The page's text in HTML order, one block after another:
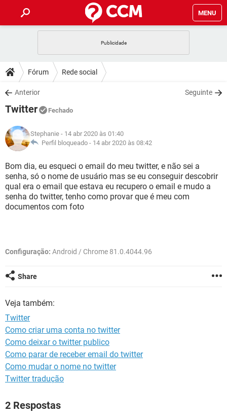
MENU
CELULAR
OUTLOOK
INSTAGRAM
GUIA DE COMPRAS
DICAS
JOGOS
INSTAGRAM GMAIL
GUIA DE COMPRAS
DOWNLOADS
JOGOS
CELULAR
OUTLOOK EXCEL
INSTAGRAM
GUIA DE COMPRAS
JOGOS WHATSAPP
CELULAR
OUTLOOK EXCEL
INSTAGRAM GMAIL
GUIA DE COMPRAS
GLOSSÁRIO
JOGOS WHATSAPP
CELULAR FACEBOOK
OUTLOOK EXCEL
Fórum Rede social
Anterior Seguinte
Twitter Fechado
Stephanie - 14 abr 2020 às 01:40
Perfil bloqueado - 14 abr 2020 às 08:42
Bom dia, eu esqueci o email do meu twitter, e não sei a
senha, só o nome de usuário mas se eu conseguir descobrir
qual era o email que estava eu recupero o email e mudo a
senha do twitter, tenho como provar que é meu com
documentos com foto
Configuração: Android / Chrome 81.0.4044.96
Share
Veja também:
Twitter
Como criar uma conta no twitter
Como deixar o twitter publico
Como parar de receber email do twitter
Como mudar o nome no twitter
Twitter tradução
2 Respostas